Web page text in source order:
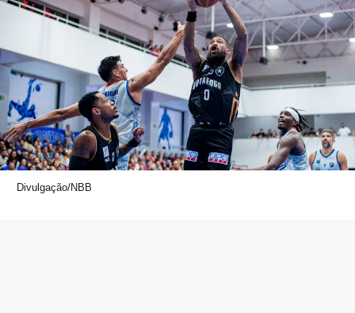
Divulgação/NBB